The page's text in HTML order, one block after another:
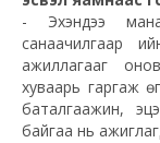
- Эхэндээ
санаачилгаар
ажиллагааг
хуваарь гаргаж
баталгаажин,
байгаа нь